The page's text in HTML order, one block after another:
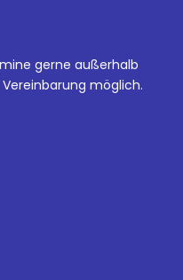
gerne außerhalb
möglich.